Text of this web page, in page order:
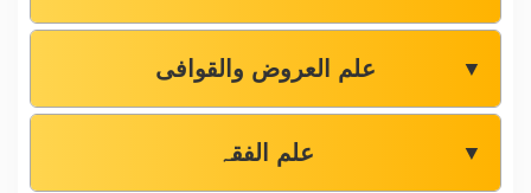
علم العروض والقوافی ▼
علم الفقہ ▼